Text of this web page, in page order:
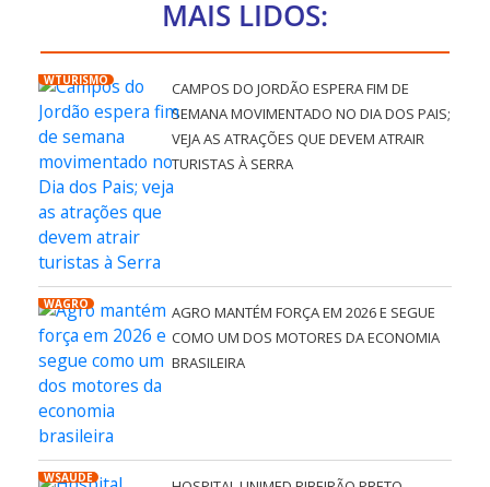
MAIS LIDOS:
WTURISMO
CAMPOS DO JORDÃO ESPERA FIM DE
SEMANA MOVIMENTADO NO DIA DOS PAIS;
VEJA AS ATRAÇÕES QUE DEVEM ATRAIR
TURISTAS À SERRA
WAGRO
AGRO MANTÉM FORÇA EM 2026 E SEGUE
COMO UM DOS MOTORES DA ECONOMIA
BRASILEIRA
WSAÚDE